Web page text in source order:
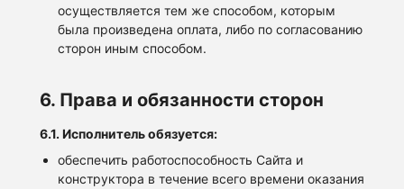
осуществляется тем же способом, которым
была произведена оплата, либо по согласованию
сторон иным способом.
6. Права и обязанности сторон
6.1. Исполнитель обязуется:
обеспечить работоспособность Сайта и
конструктора в течение всего времени оказания